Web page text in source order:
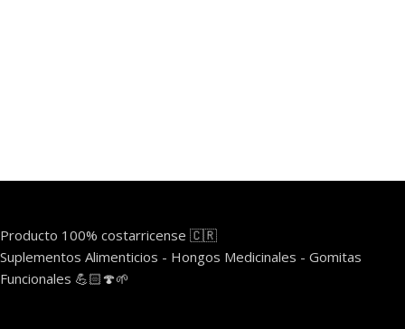
Producto 100% costarricense 🇨🇷
Suplementos Alimenticios - Hongos Medicinales - Gomitas
Funcionales 💪🏻🍄🌱